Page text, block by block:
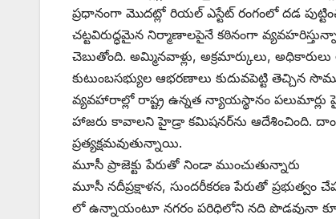
ప్రధానంగా మొదట్లో రియల్‌ ఎస్టేట్‌ ‌రంగంలో దడ
చట్టవిరుద్ధమైన నిర్మాణాలపైనే కఠినంగా
చెబుతోంది. అమ్మినవాళ్లు, అక్రమార్కులు,
కుటుంబసభ్యుల ఆభరణాలు కుదువపెట్టి తెచ్చిన
వ్యవహారాల్లో రాష్ట్ర ఉన్నత న్యాయస్థానం పలుమార్లు
హాజరు కావాలని హైడ్రా కమిషనర్‌ను ఆదేశించింది.
ప్రత్యక్షమవుతున్నాయి.
మూసీ ప్రాజెక్టు పేరుతో నిండా ముంచుతున్నారు
మూసీ నదీప్రక్షాళన, సుందరీకరణ పేరుతో
‌లో ఉన్నాయంటూ నగరం పరిధిలోని నది పొడవునా